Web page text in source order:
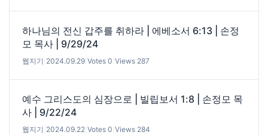
하나님의 전신 갑주를 취하라 | 에베소서 6:13 | 손정
모 목사 | 9/29/24
웹지기 2024.09.29 Votes 0 Views 287
예수 그리스도의 심장으로 | 빌립보서 1:8 | 손정모 목
사 | 9/22/24
웹지기 2024.09.22 Votes 0 Views 284